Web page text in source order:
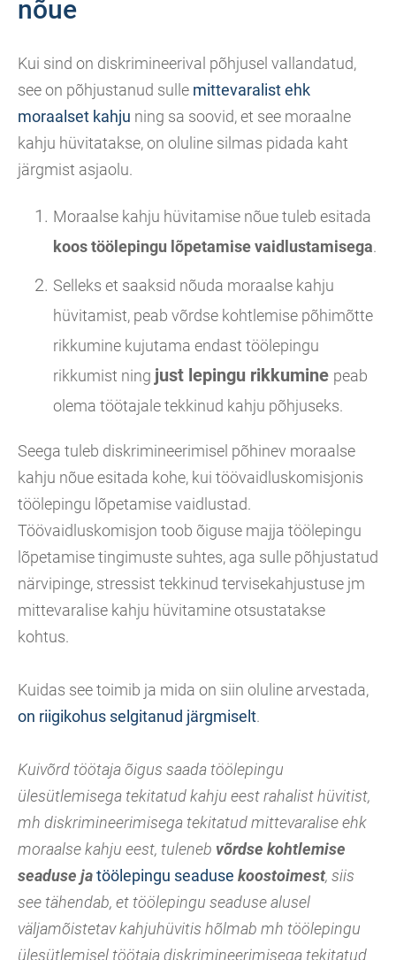
nõue
Kui sind on diskrimineerival põhjusel vallandatud,
see on põhjustanud sulle mittevaralist ehk
moraalset kahju ning sa soovid, et see moraalne
kahju hüvitatakse, on oluline silmas pidada kaht
järgmist asjaolu.
Moraalse kahju hüvitamise nõue tuleb esitada
koos töölepingu lõpetamise vaidlustamisega.
Selleks et saaksid nõuda moraalse kahju
hüvitamist, peab võrdse kohtlemise põhimõtte
rikkumine kujutama endast töölepingu
rikkumist ning just lepingu rikkumine peab
olema töötajale tekkinud kahju põhjuseks.
Seega tuleb diskrimineerimisel põhinev moraalse
kahju nõue esitada kohe, kui töövaidluskomisjonis
töölepingu lõpetamise vaidlustad.
Töövaidluskomisjon toob õiguse majja töölepingu
lõpetamise tingimuste suhtes, aga sulle põhjustatud
närvipinge, stressist tekkinud tervisekahjustuse jm
mittevaralise kahju hüvitamine otsustatakse
kohtus.
Kuidas see toimib ja mida on siin oluline arvestada,
on riigikohus selgitanud järgmiselt.
Kuivõrd töötaja õigus saada töölepingu
ülesütlemisega tekitatud kahju eest rahalist hüvitist,
mh diskrimineerimisega tekitatud mittevaralise ehk
moraalse kahju eest, tuleneb võrdse kohtlemise
seaduse jatöölepingu seaduse koostoimest, siis
see tähendab, et töölepingu seaduse alusel
väljamõistetav kahjuhüvitis hõlmab mh töölepingu
ülesütlemisel töötaja diskrimineerimisega tekitatud